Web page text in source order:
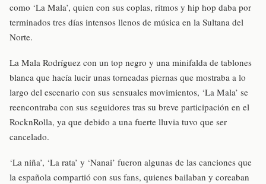
como ‘La Mala’, quien con sus coplas, ritmos y hip hop daba por
terminados tres días intensos llenos de música en la Sultana del
Norte.
La Mala Rodríguez con un top negro y una minifalda de tablones
blanca que hacía lucir unas torneadas piernas que mostraba a lo
largo del escenario con sus sensuales movimientos, ‘La Mala’ se
reencontraba con sus seguidores tras su breve participación en el
RocknRolla, ya que debido a una fuerte lluvia tuvo que ser
cancelado.
‘La niña’, ‘La rata’ y ‘Nanai’ fueron algunas de las canciones que
la española compartió con sus fans, quienes bailaban y coreaban